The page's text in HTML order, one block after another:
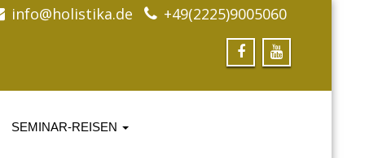
info@holistika.de +49(2225)9005060
SEMINAR-REISEN